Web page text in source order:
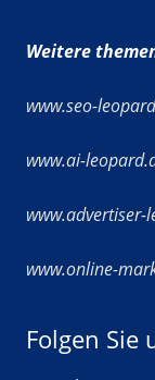
Weitere
www.seo-
www.ai-
www.advertiser-
www.online-
Folgen Sie